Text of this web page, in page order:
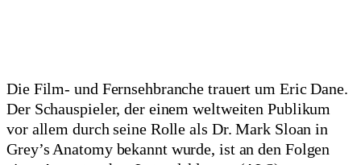
Die Film- und Fernsehbranche trauert um Eric Dane.
Der Schauspieler, der einem weltweiten Publikum
vor allem durch seine Rolle als Dr. Mark Sloan in
Grey’s Anatomy bekannt wurde, ist an den Folgen